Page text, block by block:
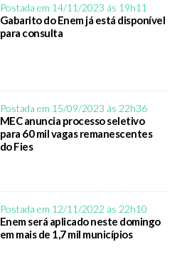
Postada em 14/11/2023 ás 19h11
Gabarito do Enem já está disponível
para consulta
Postada em 15/09/2023 ás 22h36
MEC anuncia processo seletivo
para 60 mil vagas remanescentes
do Fies
Postada em 12/11/2022 ás 22h10
Enem será aplicado neste domingo
em mais de 1,7 mil municípios